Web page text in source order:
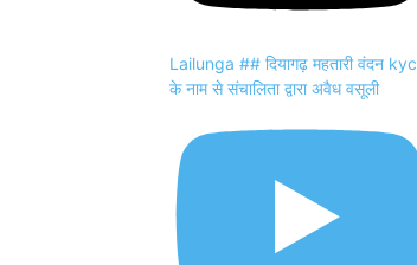
Lailunga ## दियागढ़ महतारी वंदन kyc
के नाम से संचालिता द्वारा अवैध वसूली